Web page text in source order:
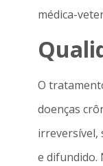
médica-
O
doenças
irreversível,
e difundido.